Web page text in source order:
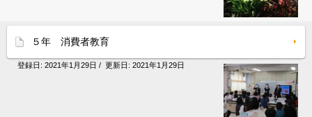
５年 消費者教育
登録日: 2021年1月29日 / 更新日: 2021年1月29日